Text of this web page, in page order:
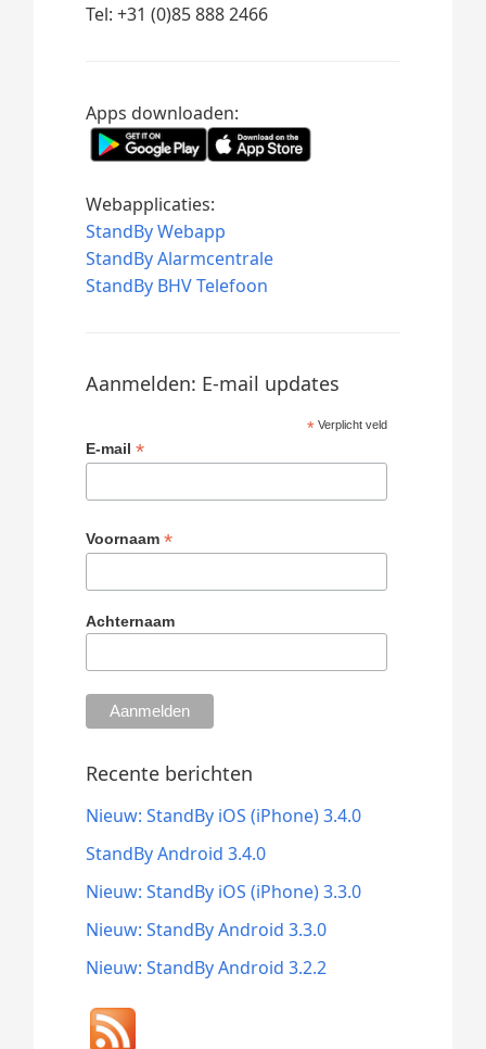
Tel: +31 (0)85 888 2466
Apps downloaden:
Webapplicaties:
StandBy Webapp
StandBy Alarmcentrale
StandBy BHV Telefoon
Aanmelden: E-mail updates
* Verplicht veld
E-mail*
Voornaam*
Achternaam
Recente berichten
Nieuw: StandBy iOS (iPhone) 3.4.0
StandBy Android 3.4.0
Nieuw: StandBy iOS (iPhone) 3.3.0
Nieuw: StandBy Android 3.3.0
Nieuw: StandBy Android 3.2.2